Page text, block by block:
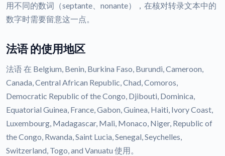
用不同的数词（septante、nonante），在核对转录文本中的
数字时需要留意这一点。
法语 的使用地区
法语 在 Belgium, Benin, Burkina Faso, Burundi, Cameroon,
Canada, Central African Republic, Chad, Comoros,
Democratic Republic of the Congo, Djibouti, Dominica,
Equatorial Guinea, France, Gabon, Guinea, Haiti, Ivory Coast,
Luxembourg, Madagascar, Mali, Monaco, Niger, Republic of
the Congo, Rwanda, Saint Lucia, Senegal, Seychelles,
Switzerland, Togo, and Vanuatu 使用。